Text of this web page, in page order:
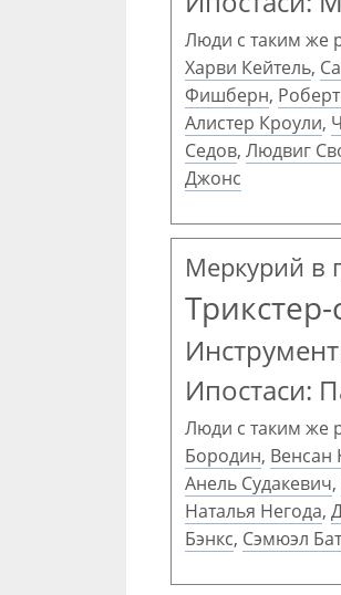
Люди с таким же
Харви Кейтель,
Фишберн,
Алистер Кроули,
Седов, Людвиг
Джонс
Меркурий в
Трикстер-
Ипостаси:
Люди с таким же
Бородин, Венсан
Анель Судакевич,
Наталья Негода,
Бэнкс, Сэмюэл